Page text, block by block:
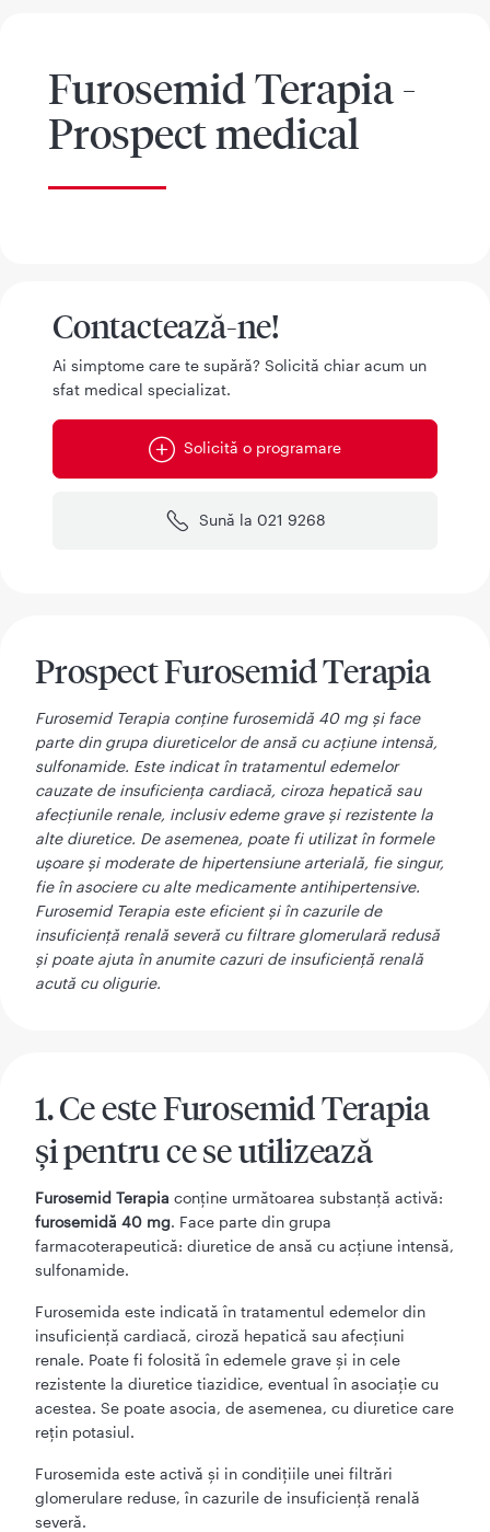
Furosemid Terapia -
Prospect medical
Contactează-ne!
Ai simptome care te supără? Solicită chiar acum un
sfat medical specializat.
Solicită o programare
Sună la 021 9268
Prospect Furosemid Terapia
Furosemid Terapia conține furosemidă 40 mg și face
parte din grupa diureticelor de ansă cu acțiune intensă,
sulfonamide. Este indicat în tratamentul edemelor
cauzate de insuficiența cardiacă, ciroza hepatică sau
afecțiunile renale, inclusiv edeme grave și rezistente la
alte diuretice. De asemenea, poate fi utilizat în formele
ușoare și moderate de hipertensiune arterială, fie singur,
fie în asociere cu alte medicamente antihipertensive.
Furosemid Terapia este eficient și în cazurile de
insuficiență renală severă cu filtrare glomerulară redusă
și poate ajuta în anumite cazuri de insuficiență renală
acută cu oligurie.
1. Ce este Furosemid Terapia
şi pentru ce se utilizează
Furosemid Terapia conţine următoarea substanţă activă:
furosemidă 40 mg. Face parte din grupa
farmacoterapeutică: diuretice de ansă cu acţiune intensă,
sulfonamide.
Furosemida este indicată în tratamentul edemelor din
insuficienţă cardiacă, ciroză hepatică sau afecţiuni
renale. Poate fi folosită în edemele grave şi in cele
rezistente la diuretice tiazidice, eventual în asociaţie cu
acestea. Se poate asocia, de asemenea, cu diuretice care
reţin potasiul.
Furosemida este activă şi in condiţiile unei filtrări
glomerulare reduse, în cazurile de insuficienţă renală
severă.